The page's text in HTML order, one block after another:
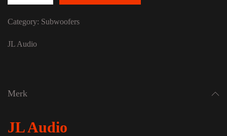
Category: Subwoofers
JL Audio
Merk
JL Audio